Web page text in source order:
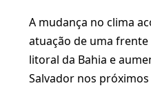
A mudança no clima
atuação de uma
litoral da Bahia e
Salvador nos próximos